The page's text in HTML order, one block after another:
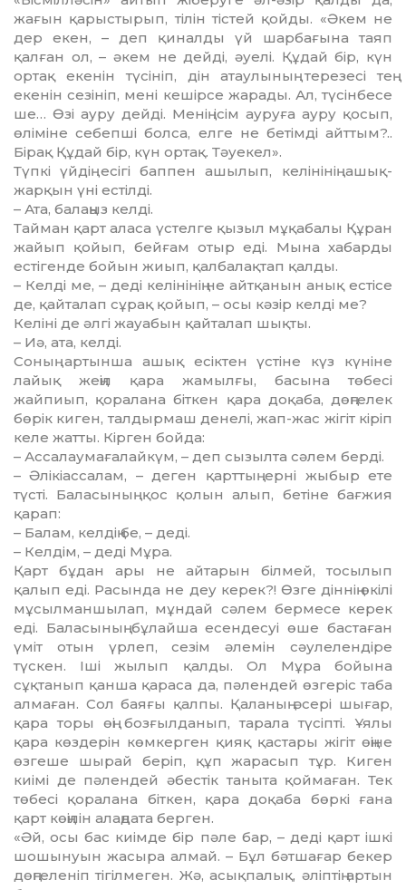
жағын қарыстырып, тілін тістей қойды. «Әкем не
дер екен, – деп қиналды үй шарбағына таяп
қалған ол, – әкем не дейді, әуелі. Құдай бір, күн
ортақ екенін түсініп, дін атаулының терезесі тең
екенін сезініп, мені кешірсе жарады. Ал, түсінбесе
ше… Өзі ауру дейді. Менің ісім ауруға ауру қосып,
өліміне себепші болса, елге не бетімді айттым?..
Бірақ Құдай бір, күн ортақ. Тәуекел».
Түпкі үйдің есігі баппен ашылып, келінінің ашық-
жарқын үні естілді.
– Ата, балаңыз келді.
Тайман қарт аласа үстелге қызыл мұқабалы Құран
жайып қойып, бейғам отыр еді. Мына хабарды
естігенде бойын жиып, қалбалақтап қалды.
– Келді ме, – деді келінінің не айтқанын анық естісе
де, қайталап сұрақ қойып, – осы кәзір келді ме?
Келіні де әлгі жауабын қайталап шықты.
– Иә, ата, келді.
Соның артынша ашық есіктен үстіне күз күніне
лайық жеңіл қара жамылғы, басына төбесі
жайпиып, қоралана біткен қара доқаба, дөңгелек
бөрік киген, талдырмаш денелі, жап-жас жігіт кіріп
келе жатты. Кірген бойда:
– Ассалаумағалайкүм, – деп сызылта сәлем берді.
– Әлікіассалам, – деген қарттың ерні жыбыр ете
түсті. Баласының қос қолын алып, бетіне бағжия
қарап:
– Балам, келдің бе, – деді.
– Келдім, – деді Мұра.
Қарт бұдан ары не айтарын білмей, тосылып
қалып еді. Расында не деу керек?! Өзге діннің өкілі
мұсылманшылап, мұндай сәлем бермесе керек
еді. Баласының бұлайша есендесуі өше бастаған
үміт отын үрлеп, сезім әлемін сәулелендіре
түскен. Іші жылып қалды. Ол Мұра бойына
сұқтанып қанша қараса да, пәлендей өзгеріс таба
алмаған. Сол баяғы қалпы. Қаланың әсері шығар,
қара торы өңі бозғылданып, тарала түсіпті. Ұялы
қара көздерін көмкерген қияқ қастары жігіт өңіне
өзгеше шырай беріп, құп жарасып тұр. Киген
киімі де пәлендей әбестік таныта қоймаған. Тек
төбесі қоралана біткен, қара доқаба бөркі ғана
қарт көңілін алаңдата берген.
«Әй, осы бас киімде бір пәле бар, – деді қарт ішкі
шошынуын жасыра алмай. – Бұл бәтшағар бекер
дөңгеленіп тігілмеген. Жә, асықпалық, әліптің артын